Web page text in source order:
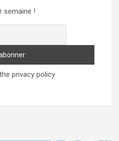
semaine !
privacy policy